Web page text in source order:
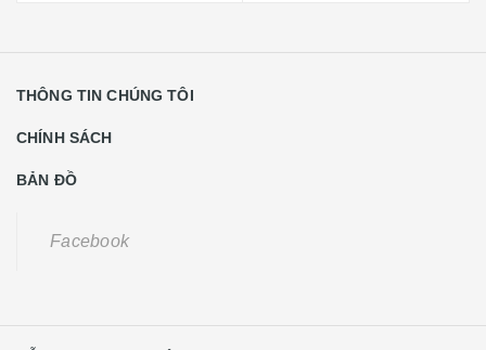
THÔNG TIN CHÚNG TÔI
CHÍNH SÁCH
BẢN ĐỒ
Facebook